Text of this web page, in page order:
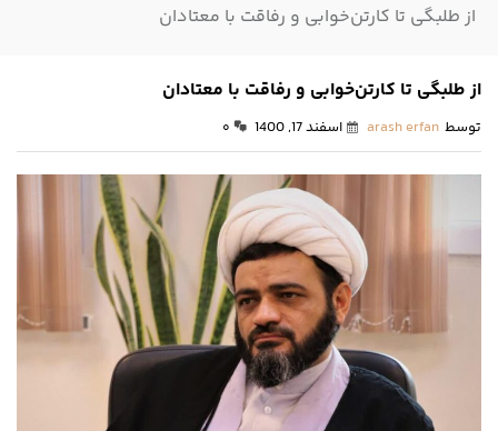
از طلبگی تا کارتن‌خوابی و رفاقت با معتادان
از طلبگی تا کارتن‌خوابی و رفاقت با معتادان
توسط arash erfan اسفند 17, 1400 ۰